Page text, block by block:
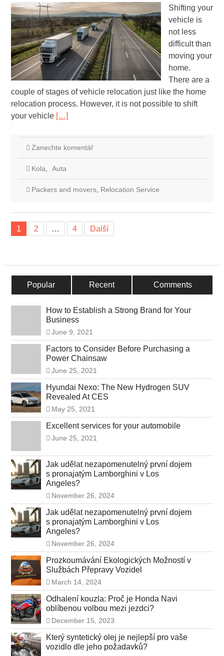
Shifting your
vehicle is
not less
difficult than
moving your
home.
There are a
couple of stages of vehicle relocation just like the home
relocation process. However, it is not possible to shift
your vehicle […]
Zanechte komentář
Kola, Auta
Packers and movers, Relocation Service
Navigace
příspěvků
1 2 … 4 Další
Popular Recent Comments
How to Establish a Strong Brand for Your
Business
June 9, 2021
Factors to Consider Before Purchasing a
Power Chainsaw
June 25, 2021
Hyundai Nexo: The New Hydrogen SUV
Revealed At CES
May 25, 2021
Excellent services for your automobile
June 25, 2021
Jak udělat nezapomenutelný první dojem
s pronajatým Lamborghini v Los
Angeles?
November 26, 2024
Jak udělat nezapomenutelný první dojem
s pronajatým Lamborghini v Los
Angeles?
November 26, 2024
Prozkoumávání Ekologických Možností v
Službách Přepravy Vozidel
March 14, 2024
Odhalení kouzla: Proč je Honda Navi
oblíbenou volbou mezi jezdci?
December 15, 2023
Který syntetický olej je nejlepší pro vaše
vozidlo dle jeho požadavků?